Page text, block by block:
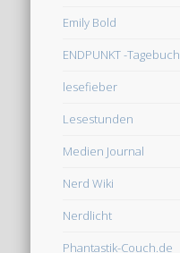
Emily Bold
ENDPUNKT -Tagebuch
lesefieber
Lesestunden
Medien Journal
Nerd Wiki
Nerdlicht
Phantastik-Couch.de